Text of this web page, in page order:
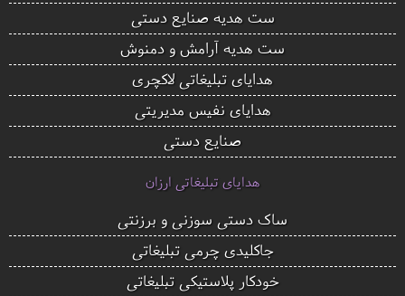
ست هدیه صنایع دستی
ست هدیه آرامش و دمنوش
هدایای تبلیغاتی لاکچری
هدایای نفیس مدیریتی
صنایع دستی
هدایای تبلیغاتی ارزان
ساک دستی سوزنی و برزنتی
جاکلیدی چرمی تبلیغاتی
خودکار پلاستیکی تبلیغاتی